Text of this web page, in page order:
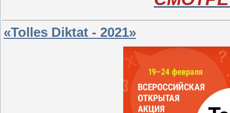
«Tolles Diktat - 2021»